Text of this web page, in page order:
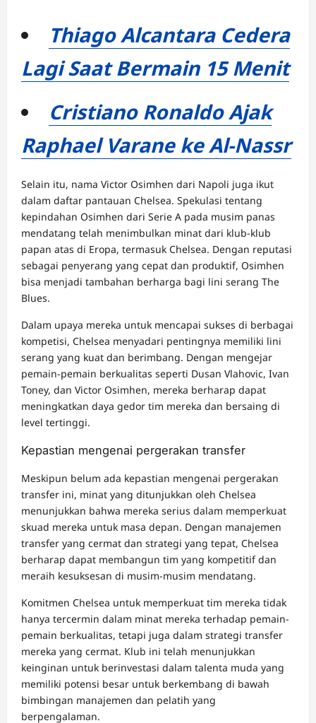
Thiago Alcantara Cedera
Lagi Saat Bermain 15 Menit
Cristiano Ronaldo Ajak
Raphael Varane ke Al-Nassr
Selain itu, nama Victor Osimhen dari Napoli juga ikut
dalam daftar pantauan Chelsea. Spekulasi tentang
kepindahan Osimhen dari Serie A pada musim panas
mendatang telah menimbulkan minat dari klub-klub
papan atas di Eropa, termasuk Chelsea. Dengan reputasi
sebagai penyerang yang cepat dan produktif, Osimhen
bisa menjadi tambahan berharga bagi lini serang The
Blues.
Dalam upaya mereka untuk mencapai sukses di berbagai
kompetisi, Chelsea menyadari pentingnya memiliki lini
serang yang kuat dan berimbang. Dengan mengejar
pemain-pemain berkualitas seperti Dusan Vlahovic, Ivan
Toney, dan Victor Osimhen, mereka berharap dapat
meningkatkan daya gedor tim mereka dan bersaing di
level tertinggi.
Kepastian mengenai pergerakan transfer
Meskipun belum ada kepastian mengenai pergerakan
transfer ini, minat yang ditunjukkan oleh Chelsea
menunjukkan bahwa mereka serius dalam memperkuat
skuad mereka untuk masa depan. Dengan manajemen
transfer yang cermat dan strategi yang tepat, Chelsea
berharap dapat membangun tim yang kompetitif dan
meraih kesuksesan di musim-musim mendatang.
Komitmen Chelsea untuk memperkuat tim mereka tidak
hanya tercermin dalam minat mereka terhadap pemain-
pemain berkualitas, tetapi juga dalam strategi transfer
mereka yang cermat. Klub ini telah menunjukkan
keinginan untuk berinvestasi dalam talenta muda yang
memiliki potensi besar untuk berkembang di bawah
bimbingan manajemen dan pelatih yang
berpengalaman.